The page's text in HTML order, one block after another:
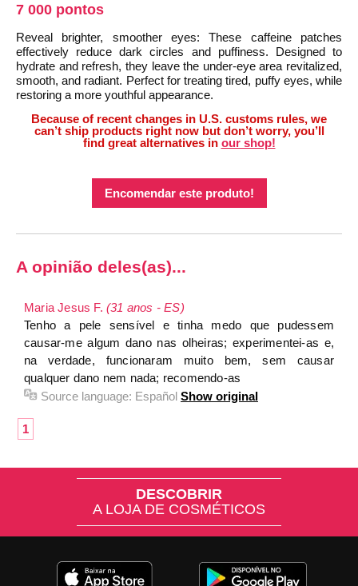
7 000 pontos
Reveal brighter, smoother eyes: These caffeine patches
effectively reduce dark circles and puffiness. Designed to
hydrate and refresh, they leave the under-eye area revitalized,
smooth, and radiant. Perfect for treating tired, puffy eyes, while
restoring a more youthful appearance.
Because of recent changes in U.S. customs rules, we
can’t ship products right now but don’t worry, you’ll
find great alternatives in our shop!
Encomendar este produto!
A opinião deles(as)...
Maria Jesus F. (31 anos - ES)
Tenho a pele sensível e tinha medo que pudessem
causar-me algum dano nas olheiras; experimentei-as e,
na verdade, funcionaram muito bem, sem causar
qualquer dano nem nada; recomendo-as
Source language: Español Show original
1
DESCOBRIR
A LOJA DE COSMÉTICOS